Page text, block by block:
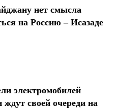
нет смысла
на Россию – Исазаде
электромобилей
ждут своей очереди на